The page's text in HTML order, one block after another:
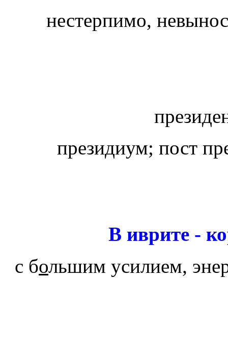
нестерпимо,
президиум; пост
В иврите -
с большим усилием,